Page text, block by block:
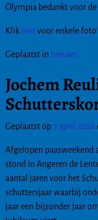
Olympia bedankt voor
Klik hiervoor enkele
Geplaatst in nieuws
Jochem
Geplaatst op7 april 2026
Afgelopen paasweekend
stond in Angeren de
aantal jaren voor het
schuttersjaar waarbij
jaar een bijzonder jaar